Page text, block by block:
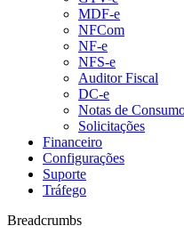
MDF-e
NFCom
NF-e
NFS-e
Auditor Fiscal
DC-e
Notas de
Solicitações
Financeiro
Configurações
Suporte
Tráfego
Breadcrumbs